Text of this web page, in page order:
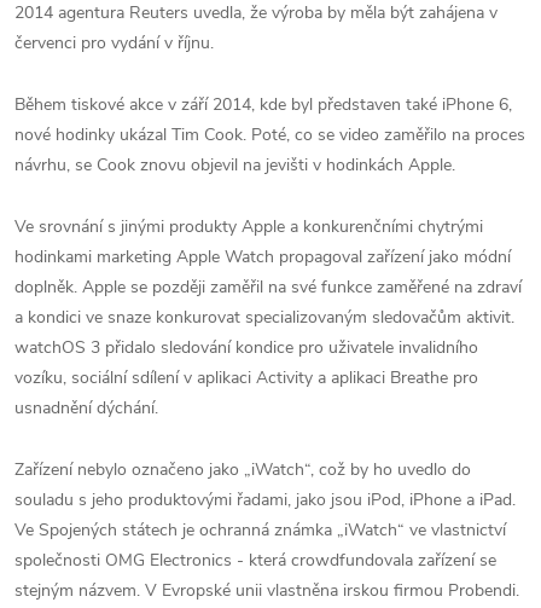
2014 agentura Reuters uvedla, že výroba by měla být zahájena v
červenci pro vydání v říjnu.
Během tiskové akce v září 2014, kde byl představen také iPhone 6,
nové hodinky ukázal Tim Cook. Poté, co se video zaměřilo na proces
návrhu, se Cook znovu objevil na jevišti v hodinkách Apple.
Ve srovnání s jinými produkty Apple a konkurenčními chytrými
hodinkami marketing Apple Watch propagoval zařízení jako módní
doplněk. Apple se později zaměřil na své funkce zaměřené na zdraví
a kondici ve snaze konkurovat specializovaným sledovačům aktivit.
watchOS 3 přidalo sledování kondice pro uživatele invalidního
vozíku, sociální sdílení v aplikaci Activity a aplikaci Breathe pro
usnadnění dýchání.
Zařízení nebylo označeno jako „iWatch“, což by ho uvedlo do
souladu s jeho produktovými řadami, jako jsou iPod, iPhone a iPad.
Ve Spojených státech je ochranná známka „iWatch“ ve vlastnictví
společnosti OMG Electronics - která crowdfundovala zařízení se
stejným názvem. V Evropské unii vlastněna irskou firmou Probendi.